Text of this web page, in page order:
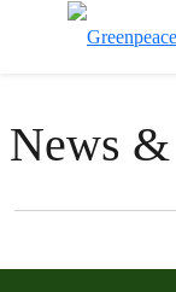
News
Filter posts